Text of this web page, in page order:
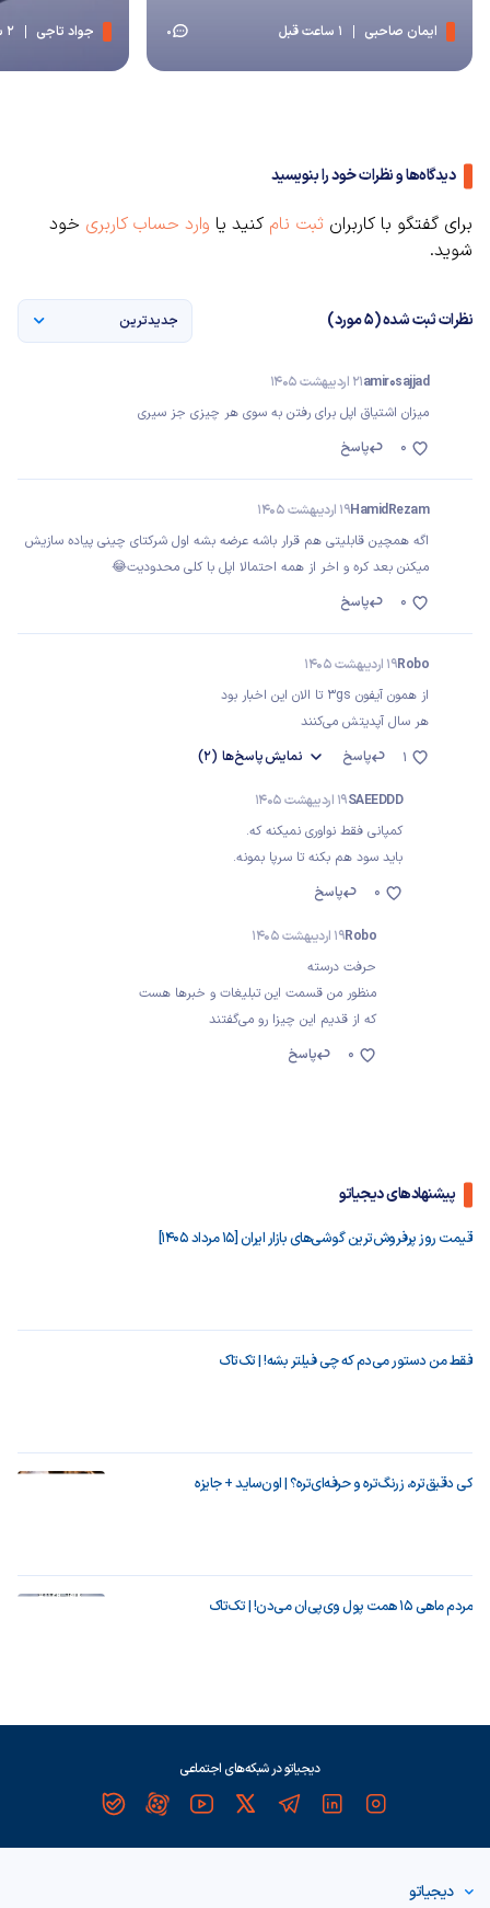
ایمان صاحبی 1 ساعت قبل 0 جواد تاجی 2 ساعت قبل
دیدگاه‌ها و نظرات خود را بنویسید
برای گفتگو با کاربران ثبت نام کنید یا وارد حساب کاربری خود
شوید.
نظرات ثبت شده (5 مورد) جدیدترین
amir0sajjad21 اردیبهشت 1405
میزان اشتیاق اپل برای رفتن به سوی هر چیزی جز سیری
پاسخ
0
HamidRezam19 اردیبهشت 1405
اگه همچین قابلیتی هم قرار باشه عرضه بشه اول شرکتای چینی پیاده سازیش
میکنن بعد کره و اخر از همه احتمالا اپل با کلی محدودیت😂
پاسخ
0
Robo19 اردیبهشت 1405
از همون آیفون 3gs تا الان این اخبار بود
هر سال آپدیتش می‌کنند
پاسخ
نمایشپاسخ‌ها (2) 1
SAEEDDD19 اردیبهشت 1405
کمپانی فقط نواوری نمیکنه که.
باید سود هم بکنه تا سرپا بمونه.
پاسخ
0
Robo19 اردیبهشت 1405
حرفت درسته
منظور من قسمت این تبلیغات و خبرها هست
که از قدیم این چیزا رو می‌گفتند
پاسخ
0
پیشنهادهای دیجیاتو
قیمت روز پرفروش‌ترین گوشی‌های بازار ایران [15 مرداد 1405]
فقط من دستور می‌دم که چی فیلتر بشه! | تک‌تاک
کی دقیق‌تره، زرنگ‌تره و حرفه‌ای‌تره؟ | اون‌ساید + جایزه
مردم ماهی ۱۵ همت پول وی‌پی‌ان می‌دن! | تک‌تاک
دیجیاتو در شبکه‌های اجتماعی
دیجیاتو